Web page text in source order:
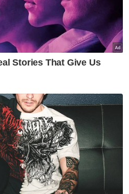
antara
Barat masih luas
projek besar di Pantai
yang telah lama
pelabuhan, logistik
langkah kecil untuk
pembangunan
besar' yang boleh
berpuluh tahun
Barat," ujarnya.